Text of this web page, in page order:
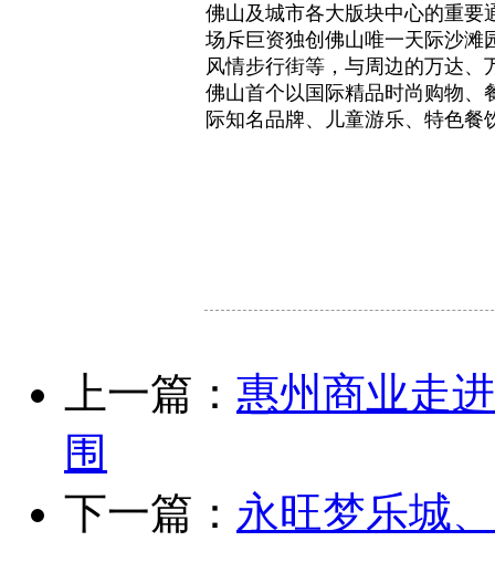
佛山及城市各大版块中心的重要
场斥巨资独创佛山唯一天际沙滩
风情步行街等，与周边的万达
佛山首个以国际精品时尚购物、
际知名品牌、儿童游乐、特色餐
上一篇： 惠州商业走
围
下一篇： 永旺梦乐城